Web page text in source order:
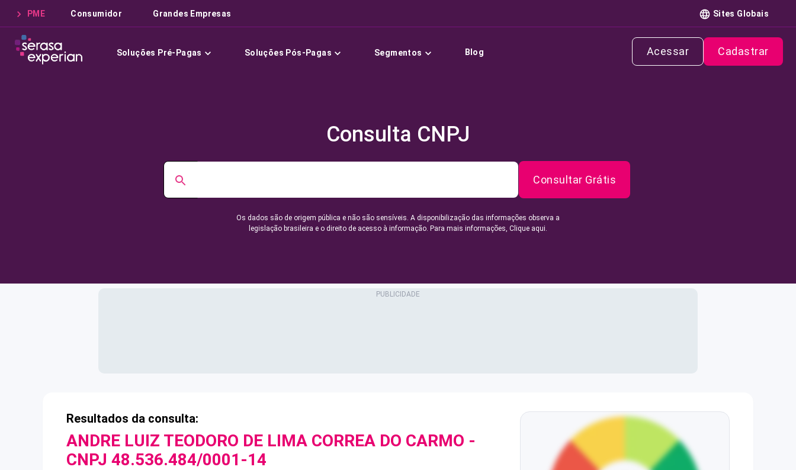
PME Consumidor Grandes Empresas Sites Globais
Soluções Pré-Pagas Soluções Pós-Pagas Segmentos Blog Acessar Cadastrar
Consulta CNPJ
Consultar Grátis
Os dados são de origem pública e não são sensíveis. A disponibilização das informações observa a
legislação brasileira e o direito de acesso à informação. Para mais informações, Clique aqui.
Resultados da consulta:
ANDRE LUIZ TEODORO DE LIMA CORREA DO CARMO -
CNPJ 48.536.484/0001-14